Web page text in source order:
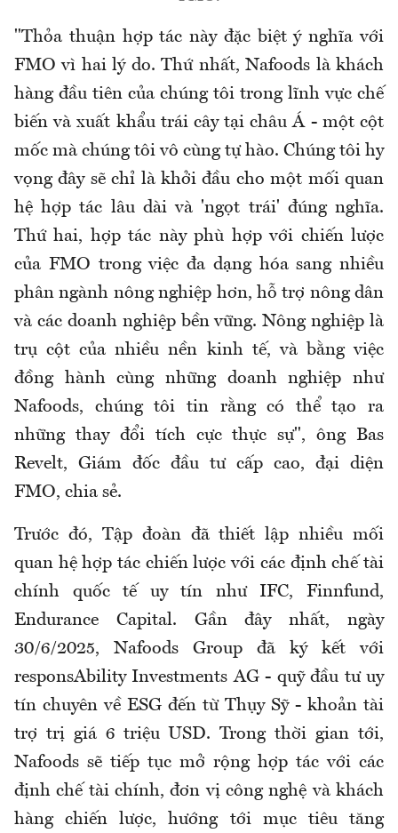
"Thỏa thuận hợp tác này đặc biệt ý nghĩa với
FMO vì hai lý do. Thứ nhất, Nafoods là khách
hàng đầu tiên của chúng tôi trong lĩnh vực chế
biến và xuất khẩu trái cây tại châu Á - một cột
mốc mà chúng tôi vô cùng tự hào. Chúng tôi hy
vọng đây sẽ chỉ là khởi đầu cho một mối quan
hệ hợp tác lâu dài và 'ngọt trái' đúng nghĩa.
Thứ hai, hợp tác này phù hợp với chiến lược
của FMO trong việc đa dạng hóa sang nhiều
phân ngành nông nghiệp hơn, hỗ trợ nông dân
và các doanh nghiệp bền vững. Nông nghiệp là
trụ cột của nhiều nền kinh tế, và bằng việc
đồng hành cùng những doanh nghiệp như
Nafoods, chúng tôi tin rằng có thể tạo ra
những thay đổi tích cực thực sự", ông Bas
Revelt, Giám đốc đầu tư cấp cao, đại diện
FMO, chia sẻ.
Trước đó, Tập đoàn đã thiết lập nhiều mối
quan hệ hợp tác chiến lược với các định chế tài
chính quốc tế uy tín như IFC, Finnfund,
Endurance Capital. Gần đây nhất, ngày
30/6/2025, Nafoods Group đã ký kết với
responsAbility Investments AG - quỹ đầu tư uy
tín chuyên về ESG đến từ Thụy Sỹ - khoản tài
trợ trị giá 6 triệu USD. Trong thời gian tới,
Nafoods sẽ tiếp tục mở rộng hợp tác với các
định chế tài chính, đơn vị công nghệ và khách
hàng chiến lược, hướng tới mục tiêu tăng